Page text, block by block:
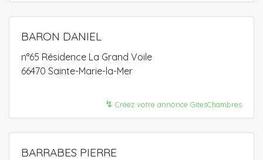
BARON DANIEL
n°65 Résidence La Grand Voile
66470 Sainte-Marie-la-Mer
↯ Créez votre annonce GitesChambres
BARRABES PIERRE